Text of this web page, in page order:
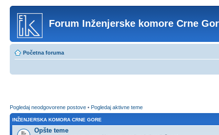
Forum Inženjerske komore Crne
Početna foruma
Pogledaj neodgovorene postove • Pogledaj aktivne teme
INŽENJERSKA KOMORA CRNE GORE
Opšte teme